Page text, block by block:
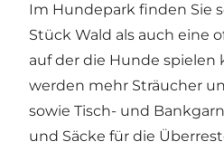
Im Hundepark finden Sie
Stück Wald als auch eine
auf der die Hunde spielen
werden mehr Sträucher
sowie Tisch- und
und Säcke für die